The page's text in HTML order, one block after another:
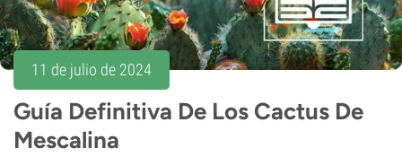
11 de julio de 2024
Guía Definitiva De Los Cactus De
Mescalina